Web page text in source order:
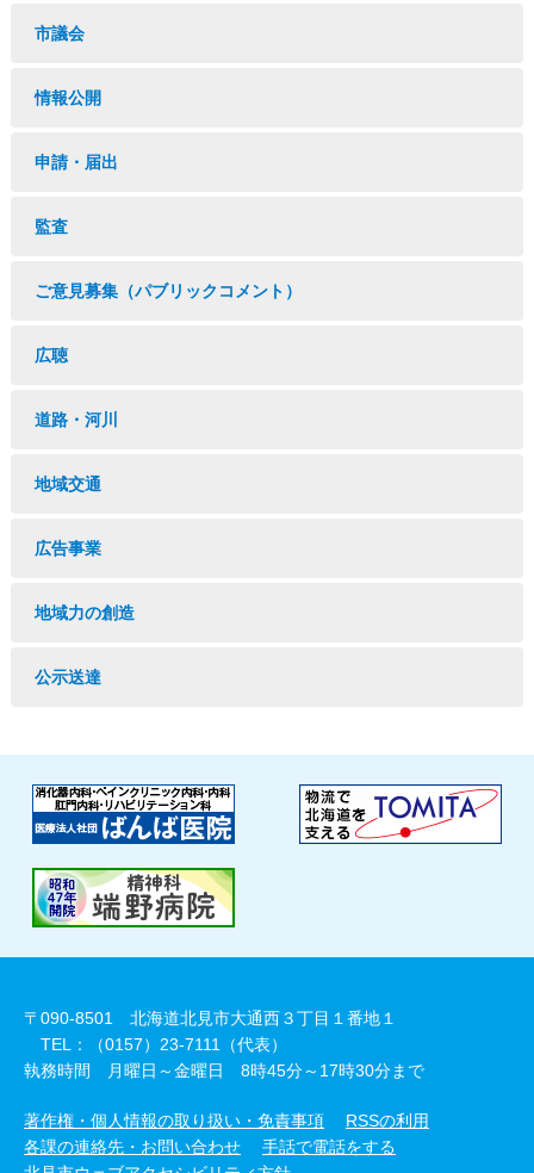
市議会
情報公開
申請・届出
監査
ご意見募集（パブリックコメント）
広聴
道路・河川
地域交通
広告事業
地域力の創造
公示送達
〒090-8501 北海道北見市大通西３丁目１番地１
TEL：（0157）23-7111（代表）
執務時間 月曜日～金曜日 8時45分～17時30分まで
著作権・個人情報の取り扱い・免責事項
RSSの利用
各課の連絡先・お問い合わせ
手話で電話をする